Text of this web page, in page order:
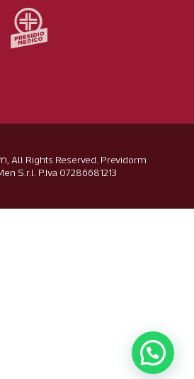
, All Rights Reserved. Previdorm
S.r.l. P.Iva 07286681213